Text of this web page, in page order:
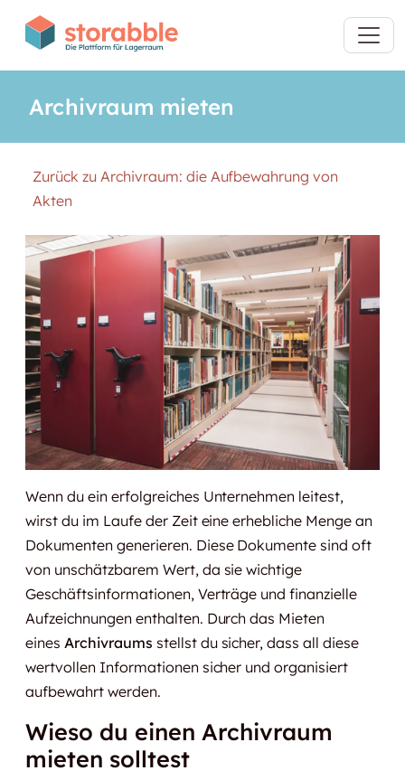
Archivraum mieten
Zurück zu Archivraum: die Aufbewahrung von
Akten
Wenn du ein erfolgreiches Unternehmen leitest,
wirst du im Laufe der Zeit eine erhebliche Menge an
Dokumenten generieren. Diese Dokumente sind oft
von unschätzbarem Wert, da sie wichtige
Geschäftsinformationen, Verträge und finanzielle
Aufzeichnungen enthalten. Durch das Mieten
eines Archivraums stellst du sicher, dass all diese
wertvollen Informationen sicher und organisiert
aufbewahrt werden.
Wieso du einen Archivraum
mieten solltest